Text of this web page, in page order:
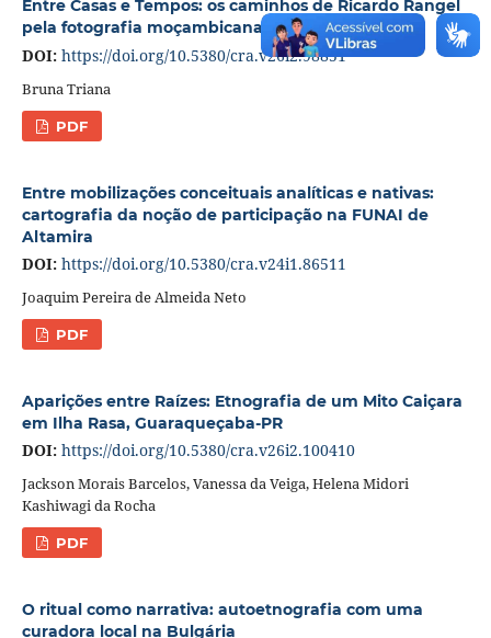
Entre Casas e Tempos: os caminhos de Ricardo Rangel
pela fotografia moçambicana
DOI: https://doi.org/10.5380/cra.v26i2.98851
Bruna Triana
PDF
Entre mobilizações conceituais analíticas e nativas:
cartografia da noção de participação na FUNAI de
Altamira
DOI: https://doi.org/10.5380/cra.v24i1.86511
Joaquim Pereira de Almeida Neto
PDF
Aparições entre Raízes: Etnografia de um Mito Caiçara
em Ilha Rasa, Guaraqueçaba-PR
DOI: https://doi.org/10.5380/cra.v26i2.100410
Jackson Morais Barcelos, Vanessa da Veiga, Helena Midori
Kashiwagi da Rocha
PDF
O ritual como narrativa: autoetnografia com uma
curadora local na Bulgária